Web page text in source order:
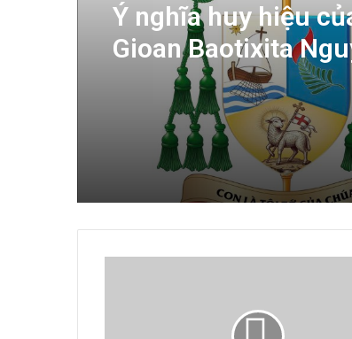
Ý nghĩa huy hiệu
Gioan Baotixita
Hưng